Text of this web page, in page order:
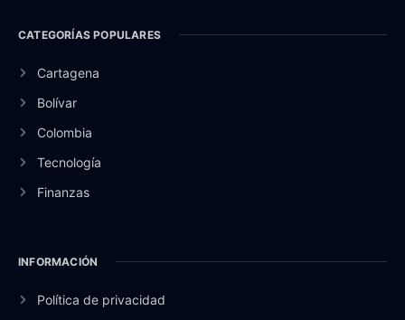
CATEGORÍAS POPULARES
Cartagena
Bolívar
Colombia
Tecnología
Finanzas
INFORMACIÓN
Política de privacidad